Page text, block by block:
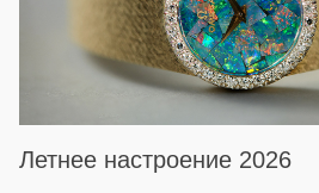
Летнее настроение 2026